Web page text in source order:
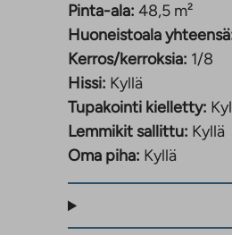
Pinta-ala: 48,5 m²
Huoneistoala
Kerros/kerroksia: 1/8
Hissi: Kyllä
Tupakointi kielletty:
Lemmikit sallittu: Kyllä
Oma piha: Kyllä